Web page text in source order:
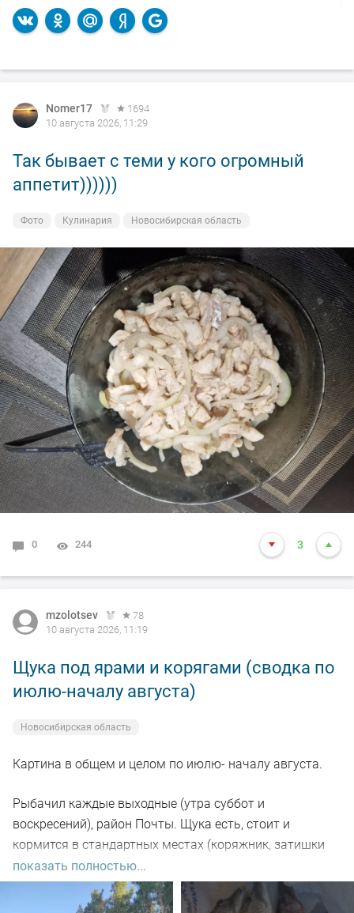
Nomer17
1694
10 августа 2026, 11:29
Так бывает с теми у кого огромный
аппетит))))))
Фото Кулинария Новосибирская область
0 244 3
mzolotsev
78
10 августа 2026, 11:19
Щука под ярами и корягами (сводка по
июлю-началу августа)
Новосибирская область
Картина в общем и целом по июлю- началу августа.
Рыбачил каждые выходные (утра суббот и
воскресений), район Почты. Щука есть, стоит и
кормится в стандартных местах (коряжник, затишки
под глубокими берегами), но халявы нет - приходится
искать и тогда успех есть и будет).
показать полностью...